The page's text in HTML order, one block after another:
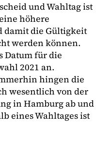
und Wahltag ist
höhere
damit die Gültigkeit
werden können.
Datum für die
2021 an.
hingen die
wesentlich von der
in Hamburg ab und
eines Wahltages ist